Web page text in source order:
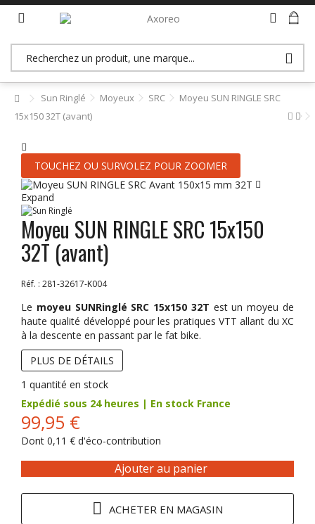
>> Accès revendeurs (B2B)
Sun Ringlé Moyeux SRC
Moyeu SUN RINGLE SRC
15x150 32T (avant)
TOUCHEZ OU SURVOLEZ POUR ZOOMER
Expand
Moyeu SUN RINGLE SRC 15x150
32T (avant)
Réf. : 281-32617-K004
Le moyeu SUNRinglé SRC 15x150 32T est un moyeu de
haute qualité développé pour les pratiques VTT allant du XC
à la descente en passant par le fat bike.
PLUS DE DÉTAILS
1 quantité en stock
Expédié sous 24 heures | En stock France
99,95 €
Dont 0,11 € d'éco-contribution
Ajouter au panier
ACHETER EN MAGASIN